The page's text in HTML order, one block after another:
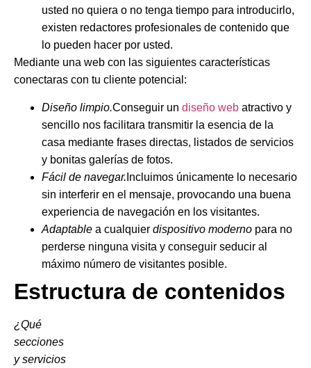
usted no quiera o no tenga tiempo para introducirlo,
existen redactores profesionales de contenido que
lo pueden hacer por usted.
Mediante una web con las siguientes características
conectaras con tu cliente potencial:
Diseño limpio.Conseguir un diseño web atractivo y
sencillo nos facilitara transmitir la esencia de la
casa mediante frases directas, listados de servicios
y bonitas galerías de fotos.
Fácil de navegar. Incluimos únicamente lo necesario
sin interferir en el mensaje, provocando una buena
experiencia de navegación en los visitantes.
Adaptable a cualquier dispositivo moderno para no
perderse ninguna visita y conseguir seducir al
máximo número de visitantes posible.
Estructura de contenidos
¿Qué
secciones
y servicios